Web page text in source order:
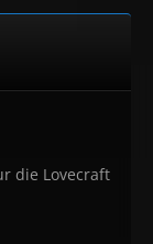
die Lovecraft